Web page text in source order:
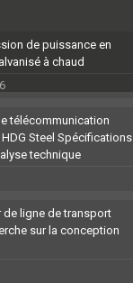
de puissance en
à chaud
télécommunication
Steel Spécifications
technique
de ligne de transport
sur la conception